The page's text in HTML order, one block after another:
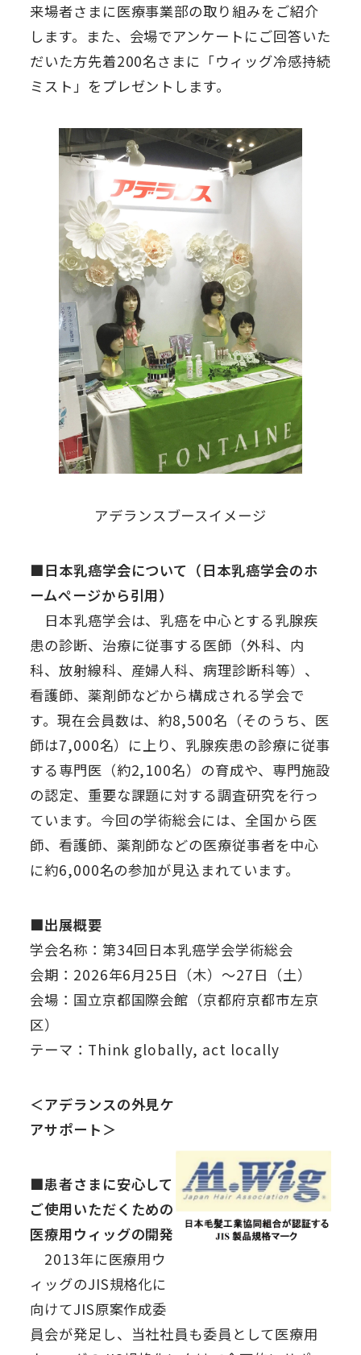
来場者さまに医療事業部の取り組みをご紹介
します。また、会場でアンケートにご回答いた
だいた方先着200名さまに「ウィッグ冷感持続
ミスト」をプレゼントします。
アデランスブースイメージ
■日本乳癌学会について（日本乳癌学会のホ
ームページから引用）
日本乳癌学会は、乳癌を中心とする乳腺疾
患の診断、治療に従事する医師（外科、内
科、放射線科、産婦人科、病理診断科等）、
看護師、薬剤師などから構成される学会で
す。現在会員数は、約8,500名（そのうち、医
師は7,000名）に上り、乳腺疾患の診療に従事
する専門医（約2,100名）の育成や、専門施設
の認定、重要な課題に対する調査研究を行っ
ています。今回の学術総会には、全国から医
師、看護師、薬剤師などの医療従事者を中心
に約6,000名の参加が見込まれています。
■出展概要
学会名称：第34回日本乳癌学会学術総会
会期：2026年6月25日（木）～27日（土）
会場：国立京都国際会館（京都府京都市左京
区）
テーマ：Think globally, act locally
＜アデランスの外見ケ
アサポート＞
■患者さまに安心して
ご使用いただくための
医療用ウィッグの開発
2013年に医療用ウ
ィッグのJIS規格化に
向けてJIS原案作成委
員会が発足し、当社社員も委員として医療用